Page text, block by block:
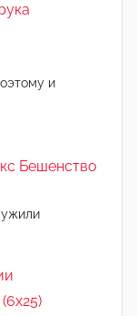
и
Бешенство